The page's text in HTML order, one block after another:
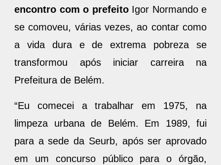
encontro com o prefeitoIgor Normando e
se comoveu, várias vezes, ao contar como
a vida dura e de extrema pobreza se
transformou após iniciar carreira na
Prefeitura de Belém.
“Eu comecei a trabalhar em 1975, na
limpeza urbana de Belém. Em 1989, fui
para a sede da Seurb, após ser aprovado
em um concurso público para o órgão,